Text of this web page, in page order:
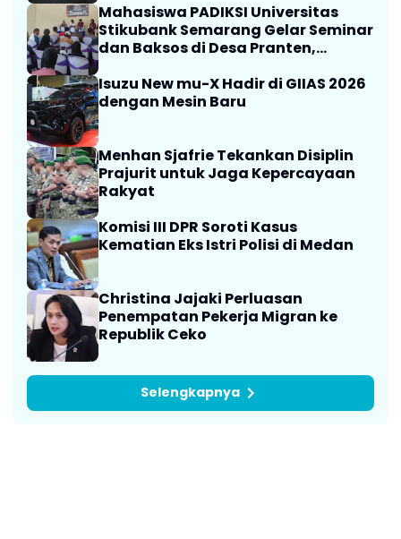
Mahasiswa PADIKSI Universitas
Stikubank Semarang Gelar Seminar
dan Baksos di Desa Pranten,
Isuzu New mu-X Hadir di GIIAS 2026
dengan Mesin Baru
Menhan Sjafrie Tekankan Disiplin
Prajurit untuk Jaga Kepercayaan
Rakyat
Komisi III DPR Soroti Kasus
Kematian Eks Istri Polisi di Medan
Christina Jajaki Perluasan
Penempatan Pekerja Migran ke
Republik Ceko
Selengkapnya